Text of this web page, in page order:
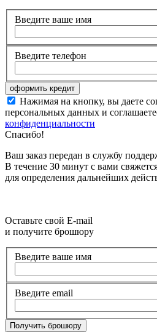
Введите ваше имя
Введите телефон
Нажимая на кнопку, вы даете
персональных данных и
конфиденциальности
Спасибо!
Ваш заказ передан в службу
В течение 30 минут с вами
для определения дальнейших
Оставьте свой E-mail
и получите брошюру
Введите ваше имя
Введите email